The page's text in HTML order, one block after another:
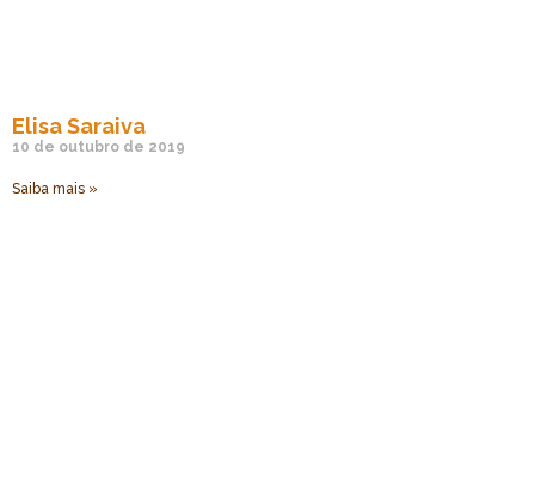
Elisa Saraiva
10 de outubro de 2019
Saiba mais »